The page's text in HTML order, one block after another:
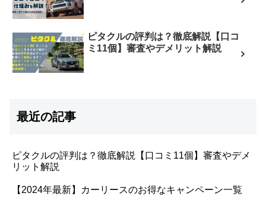
ピタクルの評判は？徹底解説【口コ
ミ11個】審査やデメリット解説
最近の記事
ピタクルの評判は？徹底解説【口コミ11個】審査やデメ
リット解説
【2024年最新】カーリースのお得なキャンペーン一覧